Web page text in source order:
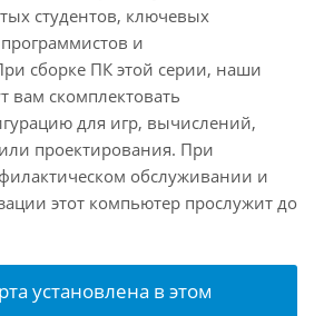
студентов, ключевых
и
сборке ПК этой серии, наши
вам скомплектовать
для игр, вычислений,
проектирования. При
обслуживании и
этот компьютер прослужит до
установлена в этом